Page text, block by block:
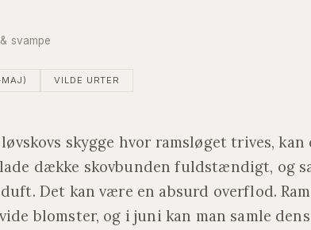
svampe
VILDE URTER
skygge hvor ramsløget trives, kan
dække skovbunden fuldstændigt, og
Det kan være en absurd overflod.
blomster, og i juni kan man samle